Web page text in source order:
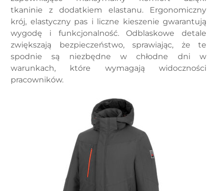
tkaninie z dodatkiem elastanu. Ergonomiczny
krój, elastyczny pas i liczne kieszenie gwarantują
wygodę i funkcjonalność. Odblaskowe detale
zwiększają bezpieczeństwo, sprawiając, że te
spodnie są niezbędne w chłodne dni w
warunkach, które wymagają widoczności
pracowników.